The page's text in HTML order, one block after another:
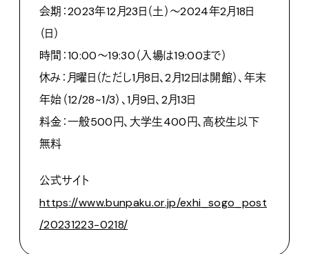
会期：2023年12月23日（土）〜2024年2月18日
（日）
時間：10:00〜19:30（入場は19:00まで）
休み：月曜日（ただし1月8日、2月12日は開館）、年末
年始（12/28~1/3）、1月9日、2月13日
料金：一般500円、大学生400円、高校生以下
無料
公式サイト
https://www.bunpaku.or.jp/exhi_sogo_post
/20231223-0218/